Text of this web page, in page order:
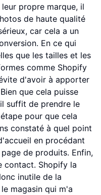
propre marque, il
de haute qualité
car cela a un
En ce qui
que les tailles et les
comme Shopify
d'avoir à apporter
que cela puisse
suffit de prendre le
pour que cela
constaté à quel point
en procédant
de produits. Enfin,
contact. Shopify la
inutile de la
magasin qui m'a